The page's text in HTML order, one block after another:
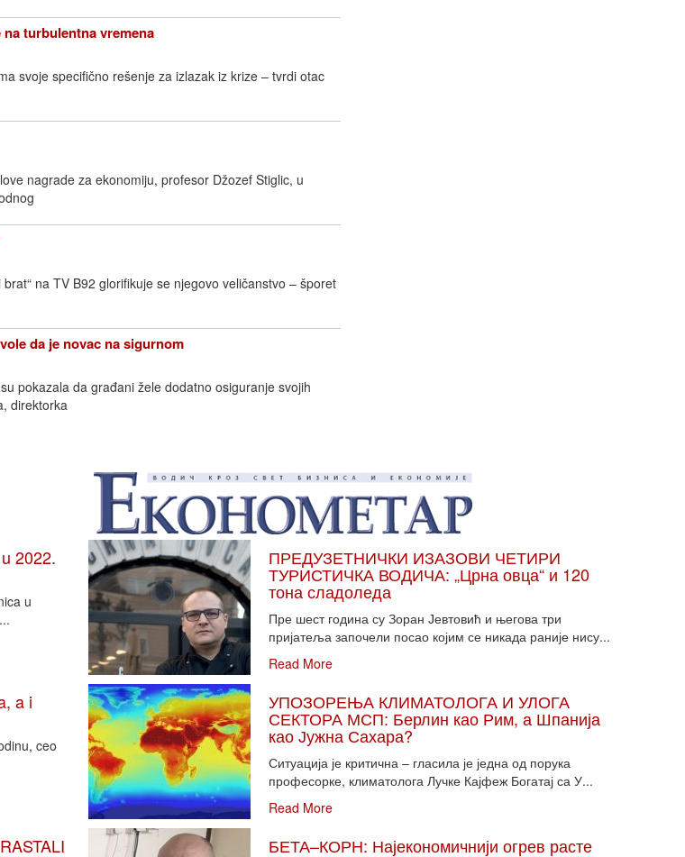
na turbulentna vremena
svoje specifično rešenje za izlazak iz krize – tvrdi otac
nagrade za ekonomiju, profesor Džozef Stiglic, u
na TV B92 glorifikuje se njegovo veličanstvo – šporet
da je novac na sigurnom
pokazala da građani žele dodatno osiguranje svojih
direktorka
2022.
u
a i
ceo
ПРЕДУЗЕТНИЧКИ ИЗАЗОВИ ЧЕТИРИ
ТУРИСТИЧКА ВОДИЧА: „Црна овца“ и 120
тона сладоледа
Пре шест година су Зоран Јевтовић и његова три
пријатеља започели посао којим се никада раније нису...
Read More
УПОЗОРЕЊА КЛИМАТОЛОГА И УЛОГА
СЕКТОРА МСП: Берлин као Рим, а Шпанија
као Јужна Сахара?
Ситуација је критична – гласила је једна од порука
професорке, климатолога Лучке Кајфеж Богатај са У...
Read More
БЕТА–КОРН: Најекономичнији огрев расте